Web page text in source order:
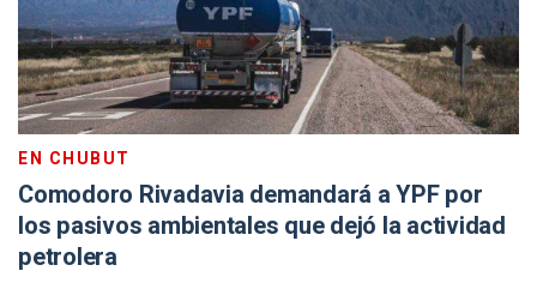
EN CHUBUT
Comodoro Rivadavia demandará a YPF por
los pasivos ambientales que dejó la actividad
petrolera